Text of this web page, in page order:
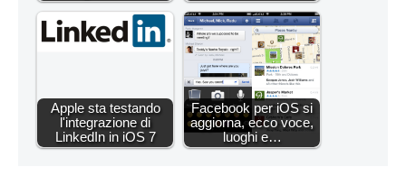
Apple sta testando
l'integrazione di
LinkedIn in iOS 7
Facebook per iOS si
aggiorna, ecco voce,
luoghi e…